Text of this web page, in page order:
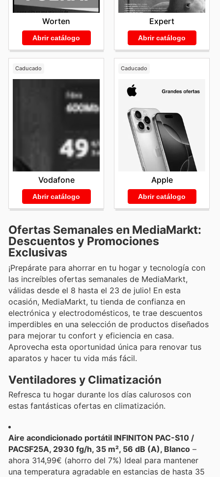
Worten
Abrir catálogo
Expert
Abrir catálogo
Caducado
Vodafone
Abrir catálogo
Caducado
Apple
Abrir catálogo
Ofertas Semanales en MediaMarkt:
Descuentos y Promociones
Exclusivas
¡Prepárate para ahorrar en tu hogar y tecnología con
las increíbles ofertas semanales de MediaMarkt,
válidas desde el 8 hasta el 23 de julio! En esta
ocasión, MediaMarkt, tu tienda de confianza en
electrónica y electrodomésticos, te trae descuentos
imperdibles en una selección de productos diseñados
para mejorar tu confort y eficiencia en casa.
Aprovecha esta oportunidad única para renovar tus
aparatos y hacer tu vida más fácil.
Ventiladores y Climatización
Refresca tu hogar durante los días calurosos con
estas fantásticas ofertas en climatización.
Aire acondicionado portátil INFINITON PAC-S10 /
PACSF25A, 2930 fg/h, 35 m², 56 dB (A), Blanco –
ahora 314,99€ (ahorro del 7%) Ideal para mantener
una temperatura agradable en estancias de hasta 35